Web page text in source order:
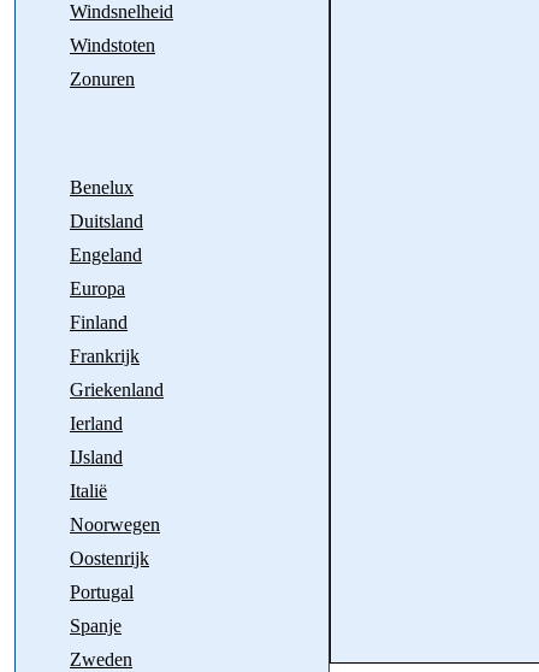
Windsnelheid
Windstoten
Zonuren
Benelux
Duitsland
Engeland
Europa
Finland
Frankrijk
Griekenland
Ierland
IJsland
Italië
Noorwegen
Oostenrijk
Portugal
Spanje
Zweden